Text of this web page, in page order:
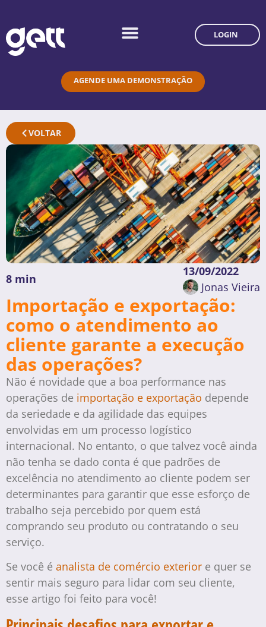
LOGIN
AGENDE UMA DEMONSTRAÇÃO
VOLTAR
8 min
13/09/2022
Jonas Vieira
Importação e exportação:
como o atendimento ao
cliente garante a execução
das operações?
Não é novidade que a boa performance nas
operações de importação e exportação depende
da seriedade e da agilidade das equipes
envolvidas em um processo logístico
internacional. No entanto, o que talvez você ainda
não tenha se dado conta é que padrões de
excelência no atendimento ao cliente podem ser
determinantes para garantir que esse esforço de
trabalho seja percebido por quem está
comprando seu produto ou contratando o seu
serviço.
Se você é analista de comércio exterior e quer se
sentir mais seguro para lidar com seu cliente,
esse artigo foi feito para você!